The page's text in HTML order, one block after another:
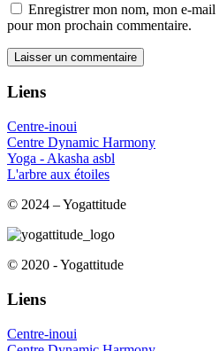
Enregistrer mon nom, mon e-
pour mon prochain commentaire.
Liens
Centre-inoui
Centre Dynamic Harmony
Yoga - Akasha asbl
L'arbre aux étoiles
© 2024 – Yogattitude
© 2020 - Yogattitude
Liens
Centre-inoui